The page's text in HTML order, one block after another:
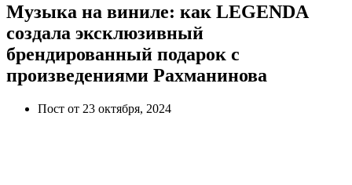
Музыка на виниле: как LEGENDA
создала эксклюзивный
брендированный подарок с
произведениями Рахманинова
Пост от 23 октября, 2024